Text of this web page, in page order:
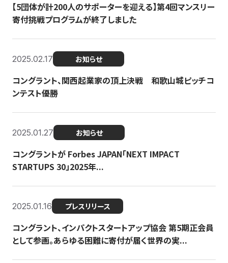
【5団体が計200人のサポーターを迎える】​​第4回マンスリー
寄付挑戦プログラムが終了しました
2025.02.17 お知らせ
コングラント、関西起業家の頂上決戦 和歌山城ピッチコ
ンテスト優勝
2025.01.27 お知らせ
コングラントが Forbes JAPAN「NEXT IMPACT
STARTUPS 30」2025年...
2025.01.16 プレスリリース
コングラント、インパクトスタートアップ協会 第5期正会員
として参画。あらゆる困難に寄付が届く世界の実...